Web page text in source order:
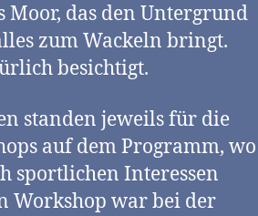
Moor, das den Untergrund
zum Wackeln bringt.
besichtigt.
standen jeweils für die
auf dem Programm, wo
sportlichen Interessen
Workshop war bei der